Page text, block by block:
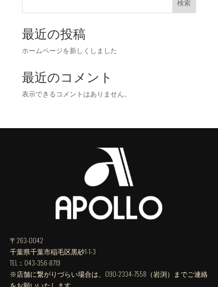
検索
最近の投稿
ホームページを新しくしました
最近のコメント
表示できるコメントはありません。
〒263-0042
千葉県千葉市稲毛区黒砂1-1-3
TEL：043-356-8719
※店舗に繋がりづらい場合は、090-2334-7558（岩渕）までご連絡
をお願いいたします。